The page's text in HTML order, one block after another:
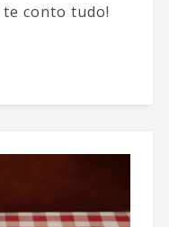
te conto tudo!